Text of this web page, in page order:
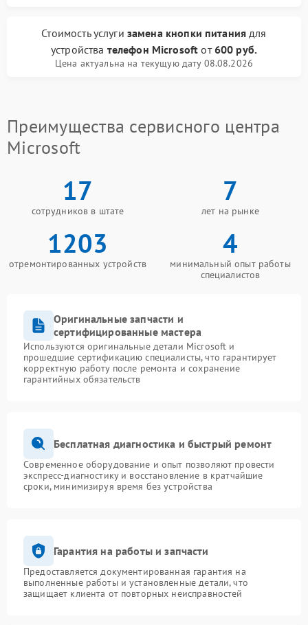
Стоимость услуги замена кнопки питания для
устройства телефон Microsoft от600 руб.
Цена актуальна на текущую дату 08.08.2026
Преимущества сервисного центра
Microsoft
17
сотрудников в штате
7
лет на рынке
1203
отремонтированных устройств
4
минимальный опыт работы
специалистов
Оригинальные запчасти и
сертифицированные мастера
Используются оригинальные детали Microsoft и
прошедшие сертификацию специалисты, что гарантирует
корректную работу после ремонта и сохранение
гарантийных обязательств
Бесплатная диагностика и быстрый ремонт
Современное оборудование и опыт позволяют провести
экспресс-диагностику и восстановление в кратчайшие
сроки, минимизируя время без устройства
Гарантия на работы и запчасти
Предоставляется документированная гарантия на
выполненные работы и установленные детали, что
защищает клиента от повторных неисправностей